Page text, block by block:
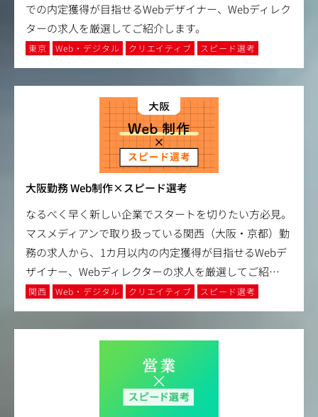
での内定獲得が目指せるWebデザイナー、Webディレク
ターの求人を厳選してご紹介します。
東京 Web・デジタル クリエイティブ スピード選考
大阪勤務 Web制作×スピード選考
なるべく早く新しい企業でスタートを切りたい方必見。
マスメディアンで取り扱っている関西（大阪・京都）勤
務の求人から、1カ月以内の内定獲得が目指せるWebデ
ザイナー、Webディレクターの求人を厳選してご紹…
関西 Web・デジタル クリエイティブ スピード選考